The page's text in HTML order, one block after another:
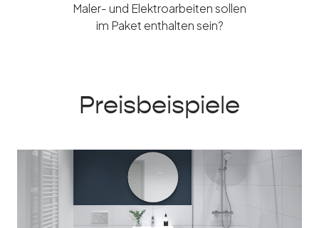
Maler- und Elektroarbeiten sollen
im Paket enthalten sein?
Preisbeispiele